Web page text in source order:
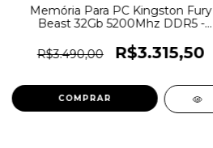
Memória Para PC Kingston Fury
Beast 32Gb 5200Mhz DDR5 -
R$3.490,00
R$3.315,50